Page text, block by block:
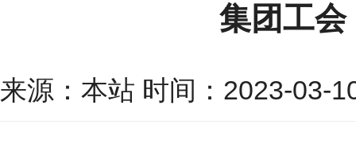
集团工
来源：本站 时间：2023-03-